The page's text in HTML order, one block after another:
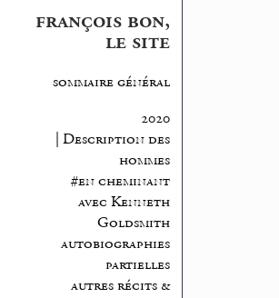
françois bon,
le site
sommaire général
2020
| Description des
hommes
#en cheminant
avec Kenneth
Goldsmith
autobiographies
partielles
autres récits &